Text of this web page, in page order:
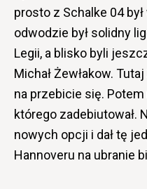
prosto z Schalke 04
odwodzie był solidny
Legii, a blisko byli
Michał Żewłakow.
na przebicie się. Potem
którego zadebiutował.
nowych opcji i dał tę
Hannoveru na ubranie